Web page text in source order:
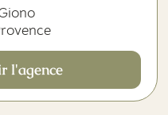
l'agence